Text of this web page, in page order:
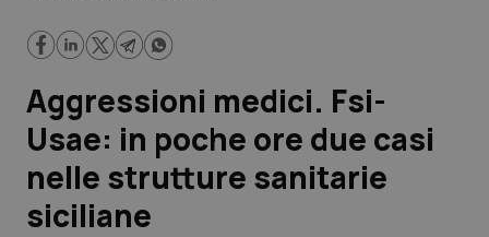
Regioni e Asl
Lavoro e Professioni
Scienza e Farmaci
Studi e Analisi
Aggressioni medici. Fsi-
Usae: in poche ore due casi
nelle strutture sanitarie
siciliane